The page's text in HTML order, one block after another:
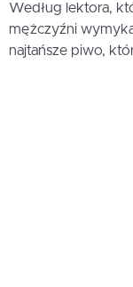
Według lektora,
mężczyźni
najtańsze piwo,